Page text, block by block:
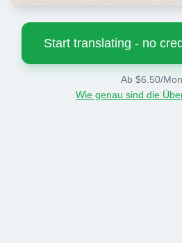
Start translating - no
Ab $6.50/
Wie genau sind die